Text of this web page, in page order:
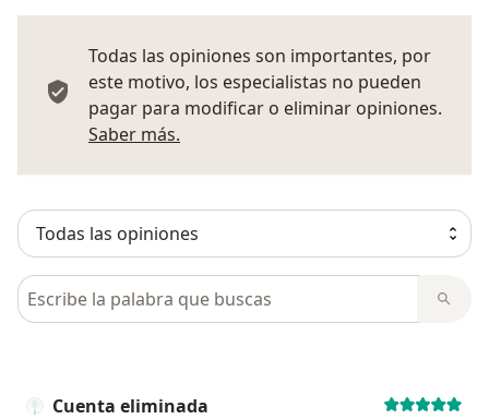
Todas las opiniones son importantes, por
este motivo, los especialistas no pueden
pagar para modificar o eliminar opiniones.
Saber más.
Busca en opiniones
Cuenta eliminada